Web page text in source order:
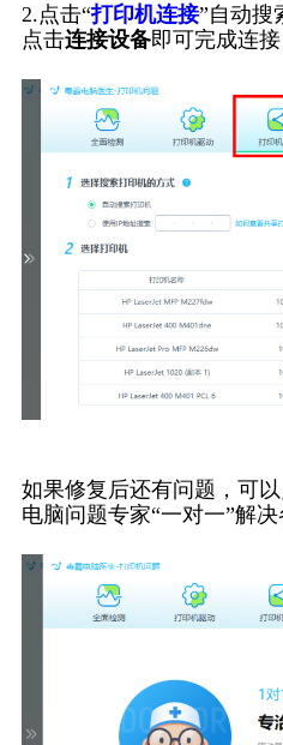
2.点击“打印机连接”自动搜
点击连接设备即可完成连接
如果修复后还有问题，可
电脑问题专家“一对一”解